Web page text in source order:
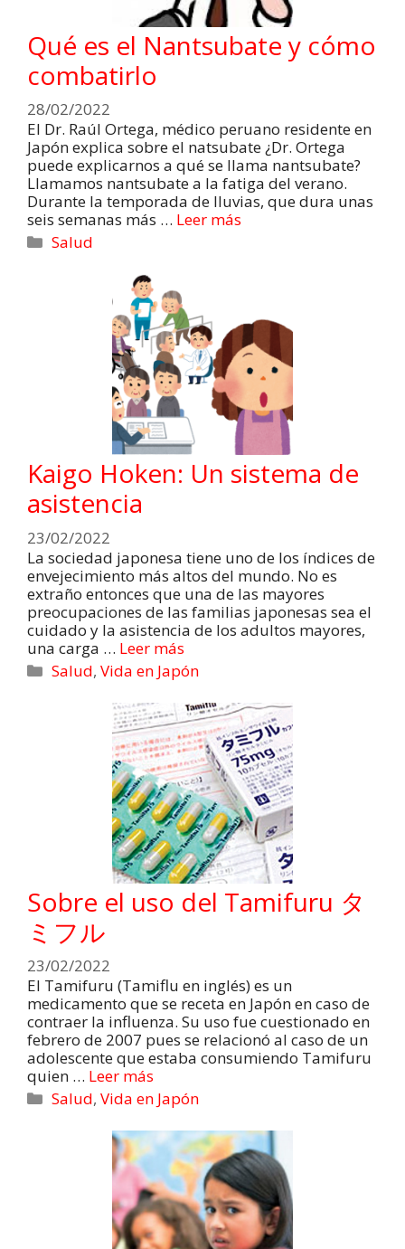
Qué es el Nantsubate y cómo
combatirlo
28/02/2022
El Dr. Raúl Ortega, médico peruano residente en
Japón explica sobre el natsubate ¿Dr. Ortega
puede explicarnos a qué se llama nantsubate?
Llamamos nantsubate a la fatiga del verano.
Durante la temporada de lluvias, que dura unas
seis semanas más … Leer más
Salud
Kaigo Hoken: Un sistema de
asistencia
23/02/2022
La sociedad japonesa tiene uno de los índices de
envejecimiento más altos del mundo. No es
extraño entonces que una de las mayores
preocupaciones de las familias japonesas sea el
cuidado y la asistencia de los adultos mayores,
una carga … Leer más
Salud,Vida en Japón
Sobre el uso del Tamifuru タ
ミフル
23/02/2022
El Tamifuru (Tamiflu en inglés) es un
medicamento que se receta en Japón en caso de
contraer la influenza. Su uso fue cuestionado en
febrero de 2007 pues se relacionó al caso de un
adolescente que estaba consumiendo Tamifuru
quien … Leer más
Salud,Vida en Japón